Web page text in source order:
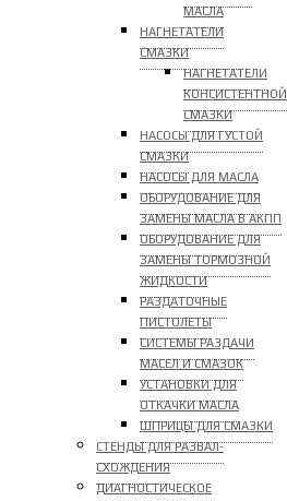
МАСЛА
НАГНЕТАТЕЛИ
СМАЗКИ
НАГНЕТАТЕЛИ
КОНСИСТЕНТНОЙ
СМАЗКИ
НАСОСЫ ДЛЯ ГУСТОЙ
СМАЗКИ
НАСОСЫ ДЛЯ МАСЛА
ОБОРУДОВАНИЕ ДЛЯ
ЗАМЕНЫ МАСЛА В АКПП
ОБОРУДОВАНИЕ ДЛЯ
ЗАМЕНЫ ТОРМОЗНОЙ
ЖИДКОСТИ
РАЗДАТОЧНЫЕ
ПИСТОЛЕТЫ
СИСТЕМЫ РАЗДАЧИ
МАСЕЛ И СМАЗОК
УСТАНОВКИ ДЛЯ
ОТКАЧКИ МАСЛА
ШПРИЦЫ ДЛЯ СМАЗКИ
СТЕНДЫ ДЛЯ РАЗВАЛ-
СХОЖДЕНИЯ
ДИАГНОСТИЧЕСКОЕ